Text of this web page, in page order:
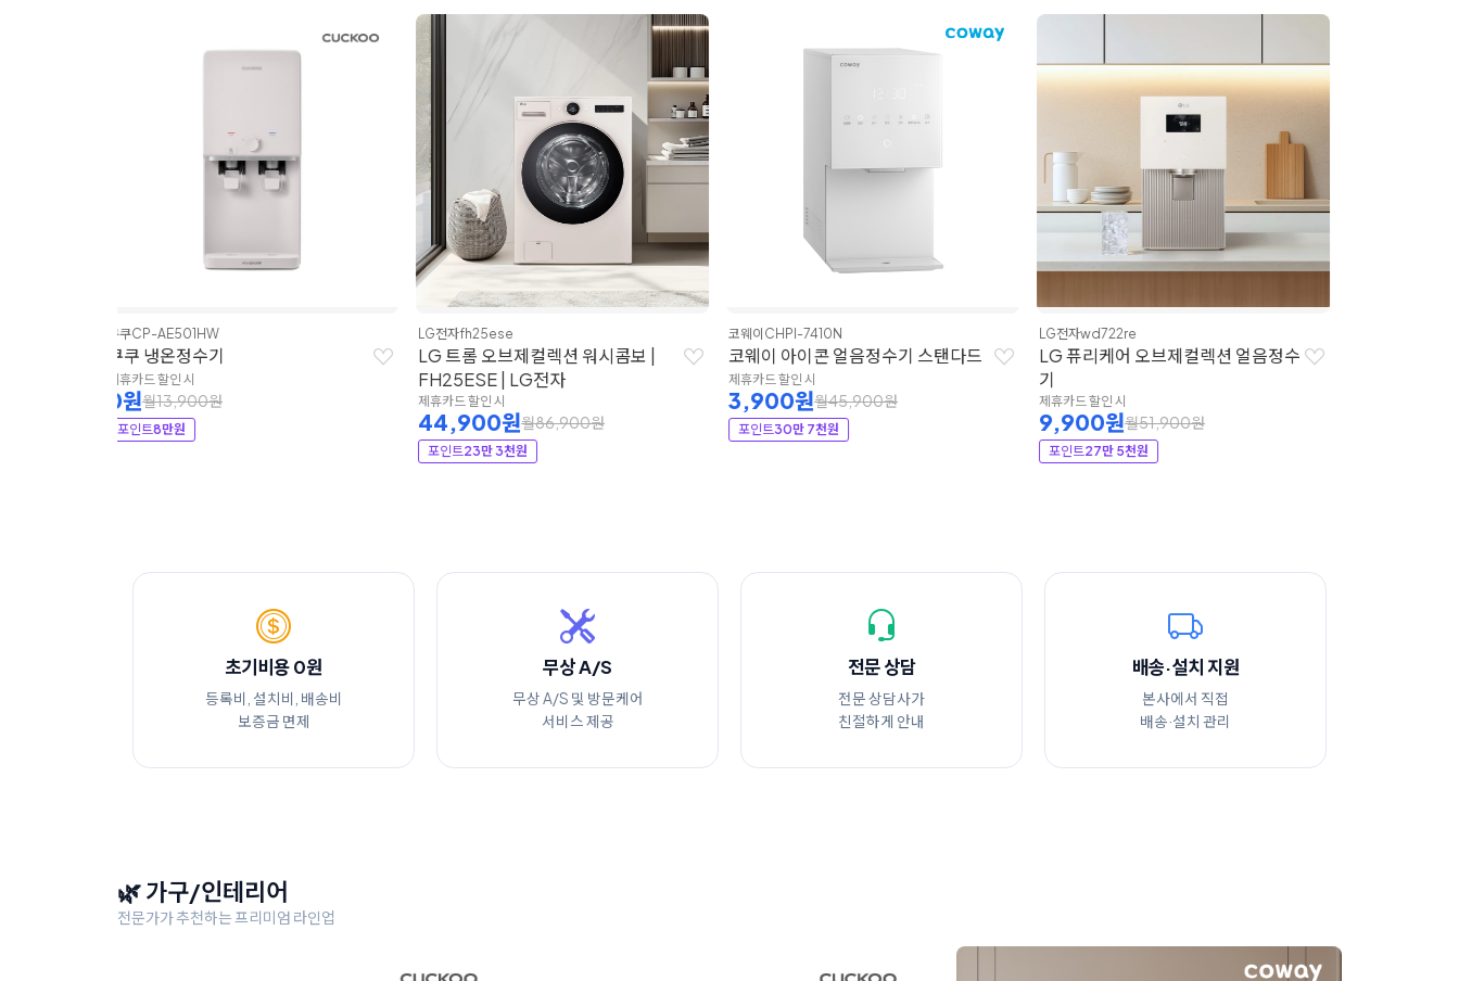
LG전자fh25ese
LG 트롬 오브제컬렉션 워시콤보 |
FH25ESE | LG전자
제휴카드 할인 시
44,900원
코웨이CHPI-7410N
코웨이 아이콘 얼음정수기 스탠다드
제휴카드 할인 시
3,900원
포인트30만 7천원
LG전자wd722re
LG 퓨리케어 오브제컬렉션 얼음정수
기
제휴카드 할인 시
9,900원월51,900원
쿠쿠CP-AJS801SW
쿠쿠 대용량 얼음 정수기/등록비,설
치비 무료
제휴카드 할인 시
12,900원월42,900원
포인트31만 4천원
초기비용 0원
등록비, 설치비, 배송비
보증금 면제
무상 A/S
무상 A/S 및 방문케어
서비스 제공
전문 상담
전문 상담사가
친절하게 안내
배송·설치 지원
본사에서 직접
배송·설치 관리
🌿 가구/인테리어
전문가가 추천하는 프리미엄 라인업